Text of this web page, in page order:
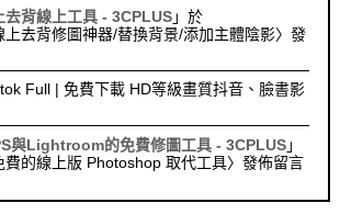
背線上工具 - 3CPLUS」於
上去背修圖神器/替換背景/添加主體陰影〉發
Full | 免費下載 HD等級畫質抖音、臉書影
與Lightroom的免費修圖工具 - 3CPLUS」
費的線上版 Photoshop 取代工具〉發佈留言